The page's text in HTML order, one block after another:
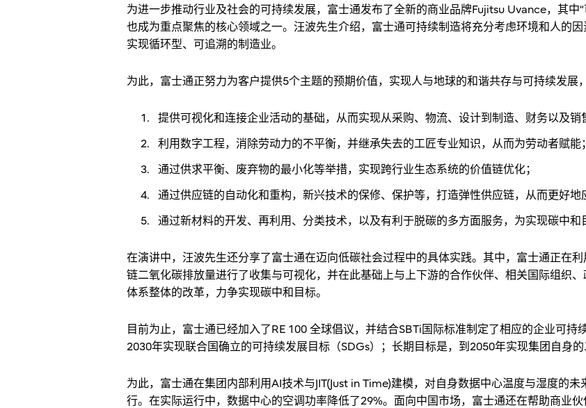
为进一步推动行业及社会的可持续发展，富士通发布了全新的商业品牌Fujitsu Uvance，其
也成为重点聚焦的核心领域之一。汪波先生介绍，富士通可持续制造将充分考虑环境和人的
实现循环型、可追溯的制造业。
为此，富士通正努力为客户提供5个主题的预期价值，实现人与地球的和谐共存与可持续发展
提供可视化和连接企业活动的基础，从而实现从采购、物流、设计到制造、财务以及销
利用数字工程，消除劳动力的不平衡，并继承失去的工匠专业知识，从而为劳动者赋能；
通过供求平衡、废弃物的最小化等举措，实现跨行业生态系统的价值链优化；
通过供应链的自动化和重构，新兴技术的保修、保护等，打造弹性供应链，从而更好地
通过新材料的开发、再利用、分类技术，以及有利于脱碳的多方面服务，为实现碳中和
在演讲中，汪波先生还分享了富士通在迈向低碳社会过程中的具体实践。其中，富士通正在
链二氧化碳排放量进行了收集与可视化，并在此基础上与上下游的合作伙伴、相关国际组织
体系整体的改革，力争实现碳中和目标。
目前为止，富士通已经加入了RE 100 全球倡议，并结合SBTi国际标准制定了相应的企业可持
2030年实现联合国确立的可持续发展目标（SDGs）；长期目标是，到2050年实现集团自身的
为此，富士通在集团内部利用AI技术与JIT(Just in Time)建模，对自身数据中心温度与湿度的
行。在实际运行中，数据中心的空调功率降低了29%。面向中国市场，富士通还在帮助商业